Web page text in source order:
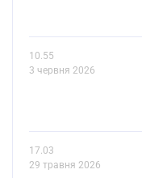
10.55
3 червня 2026
17.03
29 травня 2026